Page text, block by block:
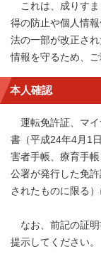
これは、成りすま
得の防止や個人情
法の一部が改正さ
情報を守るため、
本人確認
運転免許証、マイ
書（平成24年4月1
害者手帳、療育手
公署が発行した免
されたものに限る
なお、前記の証明
提示してください。